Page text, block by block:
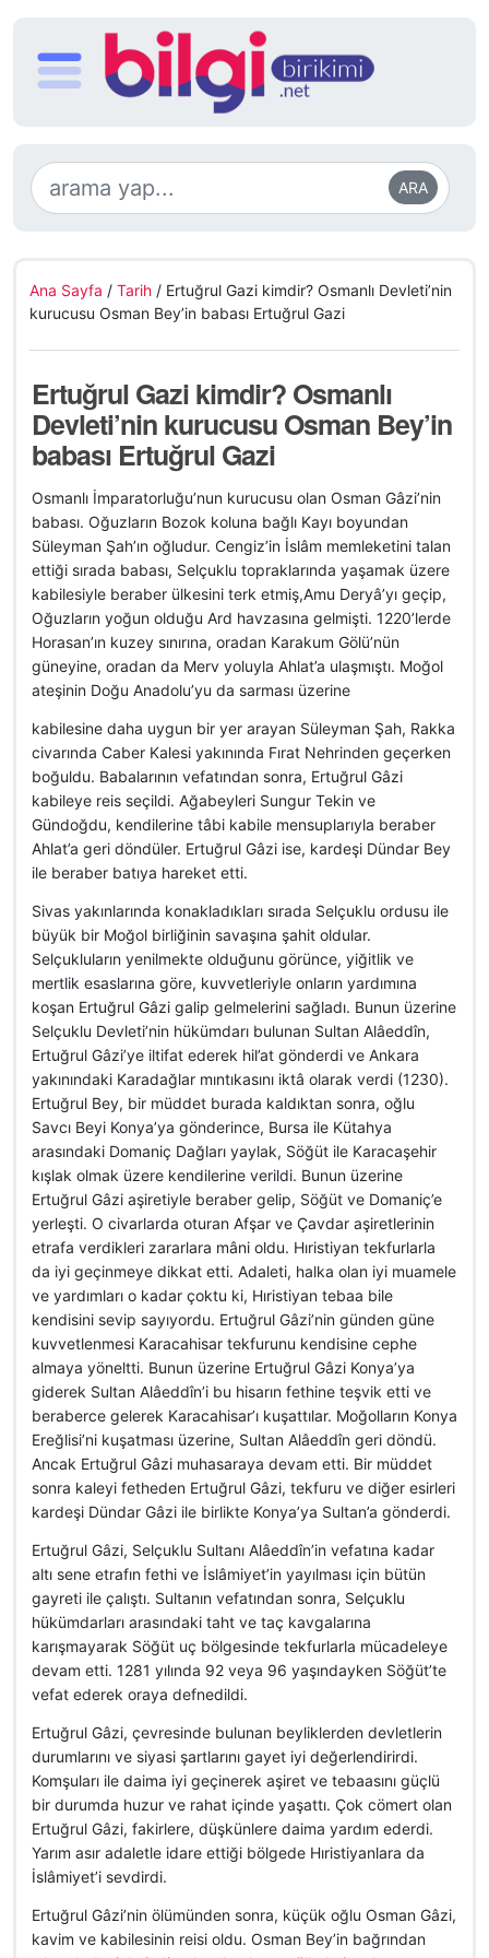
ARA
Ana Sayfa / Tarih / Ertuğrul Gazi kimdir? Osmanlı Devleti’nin
kurucusu Osman Bey’in babası Ertuğrul Gazi
Ertuğrul Gazi kimdir? Osmanlı
Devleti’nin kurucusu Osman Bey’in
babası Ertuğrul Gazi
Osmanlı İmparatorluğu’nun kurucusu olan Osman Gâzi’nin
babası. Oğuzların Bozok koluna bağlı Kayı boyundan
Süleyman Şah’ın oğludur. Cengiz’in İslâm memleketini talan
ettiği sırada babası, Selçuklu topraklarında yaşamak üzere
kabilesiyle beraber ülkesini terk etmiş,Amu Deryâ’yı geçip,
Oğuzların yoğun olduğu Ard havzasına gelmişti. 1220’lerde
Horasan’ın kuzey sınırına, oradan Karakum Gölü’nün
güneyine, oradan da Merv yoluyla Ahlat’a ulaşmıştı. Moğol
ateşinin Doğu Anadolu’yu da sarması üzerine
kabilesine daha uygun bir yer arayan Süleyman Şah, Rakka
civarında Caber Kalesi yakınında Fırat Nehrinden geçerken
boğuldu. Babalarının vefatından sonra, Ertuğrul Gâzi
kabileye reis seçildi. Ağabeyleri Sungur Tekin ve
Gündoğdu, kendilerine tâbi kabile mensuplarıyla beraber
Ahlat’a geri döndüler. Ertuğrul Gâzi ise, kardeşi Dündar Bey
ile beraber batıya hareket etti.
Sivas yakınlarında konakladıkları sırada Selçuklu ordusu ile
büyük bir Moğol birliğinin savaşına şahit oldular.
Selçukluların yenilmekte olduğunu görünce, yiğitlik ve
mertlik esaslarına göre, kuvvetleriyle onların yardımına
koşan Ertuğrul Gâzi galip gelmelerini sağladı. Bunun üzerine
Selçuklu Devleti’nin hükümdarı bulunan Sultan Alâeddîn,
Ertuğrul Gâzi’ye iltifat ederek hil’at gönderdi ve Ankara
yakınındaki Karadağlar mıntıkasını iktâ olarak verdi (1230).
Ertuğrul Bey, bir müddet burada kaldıktan sonra, oğlu
Savcı Beyi Konya’ya gönderince, Bursa ile Kütahya
arasındaki Domaniç Dağları yaylak, Söğüt ile Karacaşehir
kışlak olmak üzere kendilerine verildi. Bunun üzerine
Ertuğrul Gâzi aşiretiyle beraber gelip, Söğüt ve Domaniç’e
yerleşti. O civarlarda oturan Afşar ve Çavdar aşiretlerinin
etrafa verdikleri zararlara mâni oldu. Hıristiyan tekfurlarla
da iyi geçinmeye dikkat etti. Adaleti, halka olan iyi muamele
ve yardımları o kadar çoktu ki, Hıristiyan tebaa bile
kendisini sevip sayıyordu. Ertuğrul Gâzi’nin günden güne
kuvvetlenmesi Karacahisar tekfurunu kendisine cephe
almaya yöneltti. Bunun üzerine Ertuğrul Gâzi Konya’ya
giderek Sultan Alâeddîn’i bu hisarın fethine teşvik etti ve
beraberce gelerek Karacahisar’ı kuşattılar. Moğolların Konya
Ereğlisi’ni kuşatması üzerine, Sultan Alâeddîn geri döndü.
Ancak Ertuğrul Gâzi muhasaraya devam etti. Bir müddet
sonra kaleyi fetheden Ertuğrul Gâzi, tekfuru ve diğer esirleri
kardeşi Dündar Gâzi ile birlikte Konya’ya Sultan’a gönderdi.
Ertuğrul Gâzi, Selçuklu Sultanı Alâeddîn’in vefatına kadar
altı sene etrafın fethi ve İslâmiyet’in yayılması için bütün
gayreti ile çalıştı. Sultanın vefatından sonra, Selçuklu
hükümdarları arasındaki taht ve taç kavgalarına
karışmayarak Söğüt uç bölgesinde tekfurlarla mücadeleye
devam etti. 1281 yılında 92 veya 96 yaşındayken Söğüt’te
vefat ederek oraya defnedildi.
Ertuğrul Gâzi, çevresinde bulunan beyliklerden devletlerin
durumlarını ve siyasi şartlarını gayet iyi değerlendirirdi.
Komşuları ile daima iyi geçinerek aşiret ve tebaasını güçlü
bir durumda huzur ve rahat içinde yaşattı. Çok cömert olan
Ertuğrul Gâzi, fakirlere, düşkünlere daima yardım ederdi.
Yarım asır adaletle idare ettiği bölgede Hıristiyanlara da
İslâmiyet’i sevdirdi.
Ertuğrul Gâzi’nin ölümünden sonra, küçük oğlu Osman Gâzi,
kavim ve kabilesinin reisi oldu. Osman Bey’in bağrından